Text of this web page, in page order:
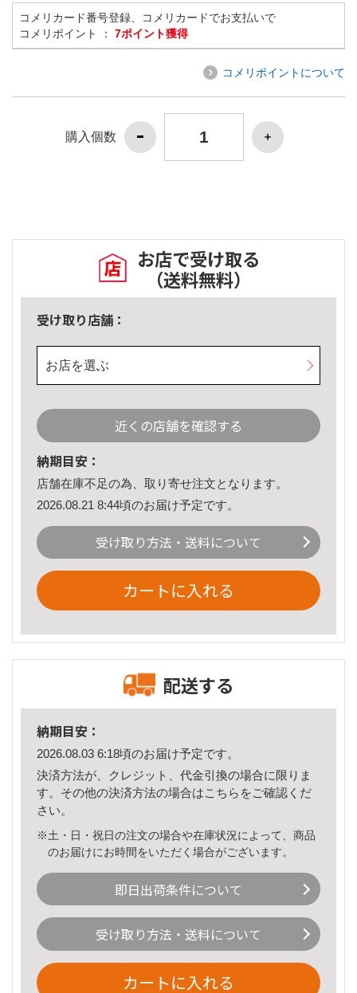
コメリカード番号登録、コメリカードでお支払いで
コメリポイント ： 7ポイント獲得
コメリポイントについて
購入個数
お店で受け取る
（送料無料）
受け取り店舗：
お店を選ぶ
近くの店舗を確認する
納期目安：
店舗在庫不足の為、取り寄せ注文となります。
2026.08.21 8:44頃のお届け予定です。
受け取り方法・送料について
カートに入れる
配送する
納期目安：
2026.08.03 6:18頃のお届け予定です。
決済方法が、クレジット、代金引換の場合に限りま
す。その他の決済方法の場合はこちら をご確認くだ
さい。
※土・日・祝日の注文の場合や在庫状況によって、商品
のお届けにお時間をいただく場合がございます。
即日出荷条件について
受け取り方法・送料について
カートに入れる